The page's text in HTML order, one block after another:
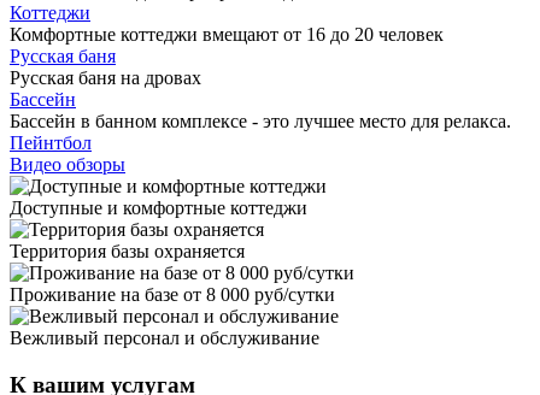
Коттеджи
Комфортные коттеджи вмещают от 16 до 20 человек
Русская баня
Русская баня на дровах
Бассейн
Бассейн в банном комплексе - это лучшее место для релакса.
Пейнтбол
Видео обзоры
Доступные и комфортные коттеджи
Территория базы охраняется
Проживание на базе от 8 000 руб/сутки
Вежливый персонал и обслуживание
К вашим услугам